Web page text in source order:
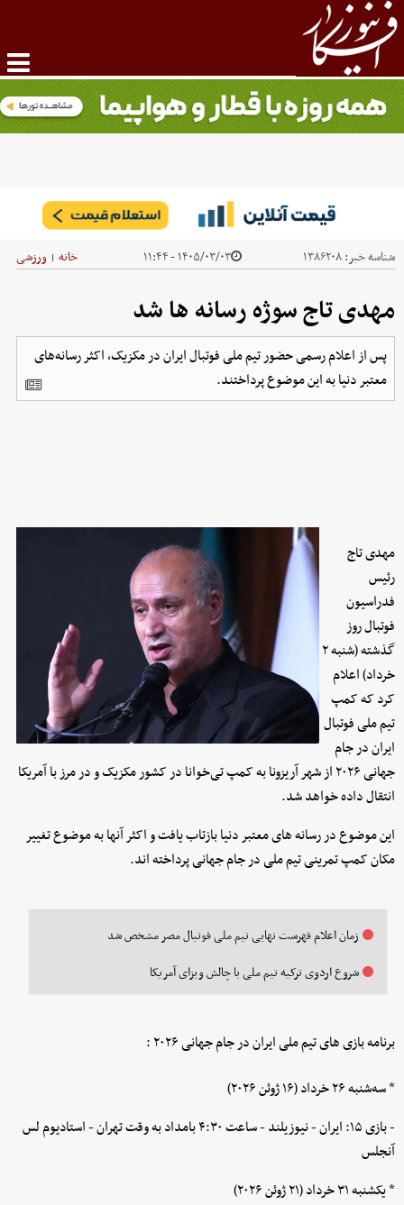
شناسه خبر:۱۳۸۶۲۰۸ ۱۴۰۵/۰۳/۰۳ - ۱۱:۴۴ خانه | ورزشی
مهدی تاج سوژه رسانه ها شد
پس از اعلام رسمی حضور تیم ملی فوتبال ایران در مکزیک، اکثر رسانه‌های
معتبر دنیا به این موضوع پرداختند.
مهدی تاج
رئیس
فدراسیون
فوتبال روز
گذشته (شنبه ۲
خرداد) اعلام
کرد که کمپ
تیم ملی فوتبال
ایران در جام
جهانی ۲۰۲۶ از شهر آریزونا به کمپ تی‌خوانا در کشور مکزیک و در مرز با آمریکا
انتقال داده خواهد شد.
این موضوع در رسانه های معتبر دنیا بازتاب یافت و اکثر آنها به موضوع تغییر
مکان کمپ تمرینی تیم ملی در جام جهانی پرداخته اند.
زمان اعلام فهرست نهایی تیم ملی فوتبال مصر مشخص شد
شروع اردوی ترکیه تیم ملی با چالش ویزای آمریکا
برنامه بازی های تیم ملی ایران در جام جهانی ۲۰۲۶ :
* سه‌شنبه ۲۶ خرداد (۱۶ ژوئن ۲۰۲۶)
- بازی ۱۵: ایران - نیوزیلند - ساعت ۴:۳۰ بامداد به وقت تهران - استادیوم لس
آنجلس
* یکشنبه ۳۱ خرداد (۲۱ ژوئن ۲۰۲۶)